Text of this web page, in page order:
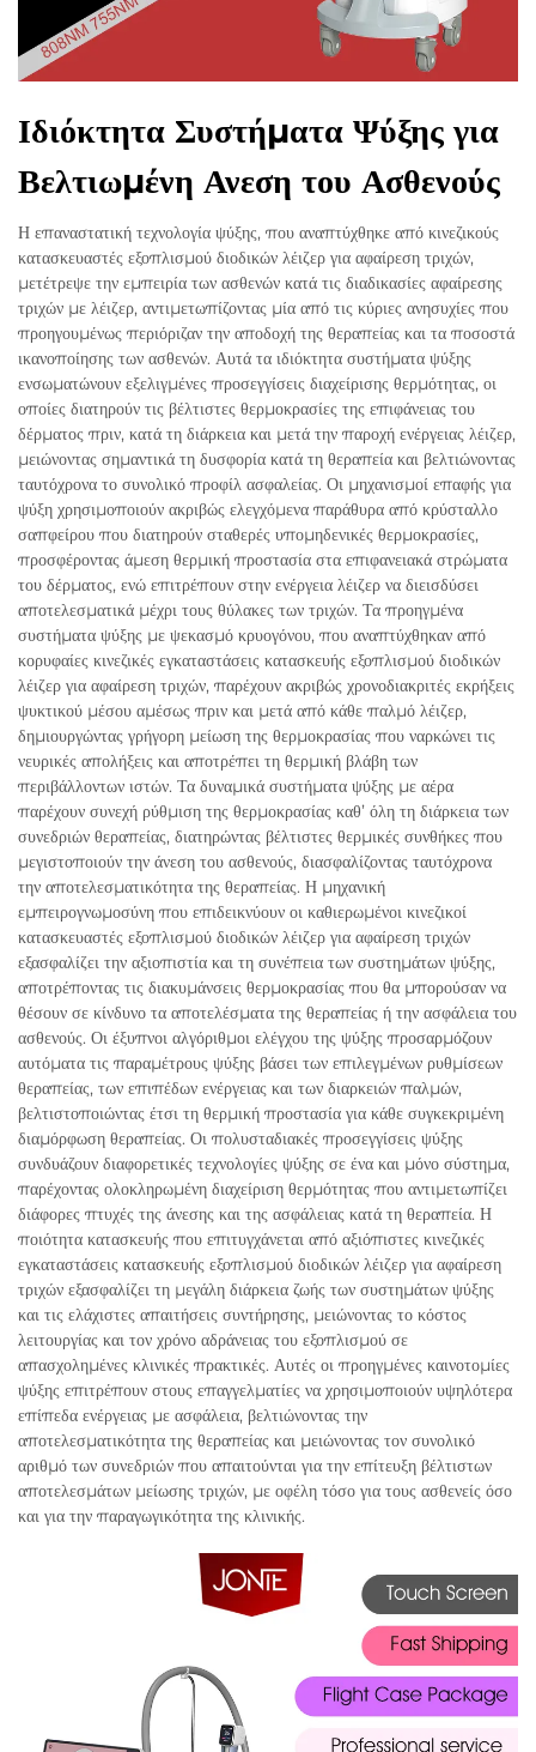
Ιδιόκτητα Συστήματα Ψύξης για
Βελτιωμένη Ανεση του Ασθενούς
Η επαναστατική τεχνολογία ψύξης, που αναπτύχθηκε από κινεζικούς
κατασκευαστές εξοπλισμού διοδικών λέιζερ για αφαίρεση τριχών,
μετέτρεψε την εμπειρία των ασθενών κατά τις διαδικασίες αφαίρεσης
τριχών με λέιζερ, αντιμετωπίζοντας μία από τις κύριες ανησυχίες που
προηγουμένως περιόριζαν την αποδοχή της θεραπείας και τα ποσοστά
ικανοποίησης των ασθενών. Αυτά τα ιδιόκτητα συστήματα ψύξης
ενσωματώνουν εξελιγμένες προσεγγίσεις διαχείρισης θερμότητας, οι
οποίες διατηρούν τις βέλτιστες θερμοκρασίες της επιφάνειας του
δέρματος πριν, κατά τη διάρκεια και μετά την παροχή ενέργειας λέιζερ,
μειώνοντας σημαντικά τη δυσφορία κατά τη θεραπεία και βελτιώνοντας
ταυτόχρονα το συνολικό προφίλ ασφαλείας. Οι μηχανισμοί επαφής για
ψύξη χρησιμοποιούν ακριβώς ελεγχόμενα παράθυρα από κρύσταλλο
σαπφείρου που διατηρούν σταθερές υπομηδενικές θερμοκρασίες,
προσφέροντας άμεση θερμική προστασία στα επιφανειακά στρώματα
του δέρματος, ενώ επιτρέπουν στην ενέργεια λέιζερ να διεισδύσει
αποτελεσματικά μέχρι τους θύλακες των τριχών. Τα προηγμένα
συστήματα ψύξης με ψεκασμό κρυογόνου, που αναπτύχθηκαν από
κορυφαίες κινεζικές εγκαταστάσεις κατασκευής εξοπλισμού διοδικών
λέιζερ για αφαίρεση τριχών, παρέχουν ακριβώς χρονοδιακριτές εκρήξεις
ψυκτικού μέσου αμέσως πριν και μετά από κάθε παλμό λέιζερ,
δημιουργώντας γρήγορη μείωση της θερμοκρασίας που ναρκώνει τις
νευρικές απολήξεις και αποτρέπει τη θερμική βλάβη των
περιβάλλοντων ιστών. Τα δυναμικά συστήματα ψύξης με αέρα
παρέχουν συνεχή ρύθμιση της θερμοκρασίας καθ’ όλη τη διάρκεια των
συνεδριών θεραπείας, διατηρώντας βέλτιστες θερμικές συνθήκες που
μεγιστοποιούν την άνεση του ασθενούς, διασφαλίζοντας ταυτόχρονα
την αποτελεσματικότητα της θεραπείας. Η μηχανική
εμπειρογνωμοσύνη που επιδεικνύουν οι καθιερωμένοι κινεζικοί
κατασκευαστές εξοπλισμού διοδικών λέιζερ για αφαίρεση τριχών
εξασφαλίζει την αξιοπιστία και τη συνέπεια των συστημάτων ψύξης,
αποτρέποντας τις διακυμάνσεις θερμοκρασίας που θα μπορούσαν να
θέσουν σε κίνδυνο τα αποτελέσματα της θεραπείας ή την ασφάλεια του
ασθενούς. Οι έξυπνοι αλγόριθμοι ελέγχου της ψύξης προσαρμόζουν
αυτόματα τις παραμέτρους ψύξης βάσει των επιλεγμένων ρυθμίσεων
θεραπείας, των επιπέδων ενέργειας και των διαρκειών παλμών,
βελτιστοποιώντας έτσι τη θερμική προστασία για κάθε συγκεκριμένη
διαμόρφωση θεραπείας. Οι πολυσταδιακές προσεγγίσεις ψύξης
συνδυάζουν διαφορετικές τεχνολογίες ψύξης σε ένα και μόνο σύστημα,
παρέχοντας ολοκληρωμένη διαχείριση θερμότητας που αντιμετωπίζει
διάφορες πτυχές της άνεσης και της ασφάλειας κατά τη θεραπεία. Η
ποιότητα κατασκευής που επιτυγχάνεται από αξιόπιστες κινεζικές
εγκαταστάσεις κατασκευής εξοπλισμού διοδικών λέιζερ για αφαίρεση
τριχών εξασφαλίζει τη μεγάλη διάρκεια ζωής των συστημάτων ψύξης
και τις ελάχιστες απαιτήσεις συντήρησης, μειώνοντας το κόστος
λειτουργίας και τον χρόνο αδράνειας του εξοπλισμού σε
απασχολημένες κλινικές πρακτικές. Αυτές οι προηγμένες καινοτομίες
ψύξης επιτρέπουν στους επαγγελματίες να χρησιμοποιούν υψηλότερα
επίπεδα ενέργειας με ασφάλεια, βελτιώνοντας την
αποτελεσματικότητα της θεραπείας και μειώνοντας τον συνολικό
αριθμό των συνεδριών που απαιτούνται για την επίτευξη βέλτιστων
αποτελεσμάτων μείωσης τριχών, με οφέλη τόσο για τους ασθενείς όσο
και για την παραγωγικότητα της κλινικής.